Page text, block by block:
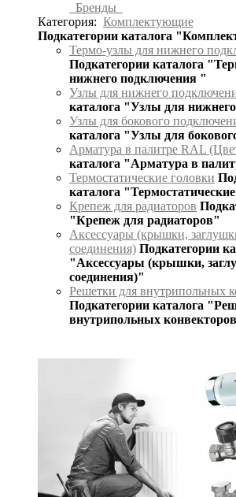
Бренды
Категория: Комплектующие
Подкатегории каталога
Термо-узлы для нижнего
Подкатегории каталога
нижнего подключения "
Узлы для нижнего
каталога "Узлы для
Узлы для бокового
каталога "Узлы для
Арматура в палитре RAL
каталога "Арматура в
Термостатические головки
каталога
Крепеж для радиаторов
"Крепеж для радиаторов"
Аксессуары (крышки,
соединения) Подкатегории
"Аксессуары (крышки,
соединения)"
Решетки для внутрипольных
Подкатегории каталога
внутрипольных